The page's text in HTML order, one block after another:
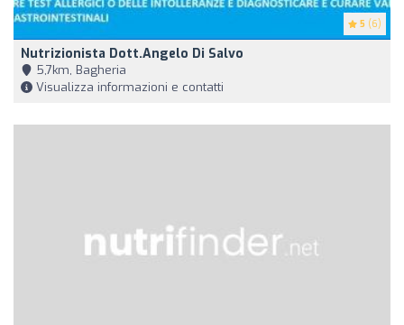
5 (6)
Nutrizionista Dott.Angelo Di Salvo
5,7km, Bagheria
Visualizza informazioni e contatti